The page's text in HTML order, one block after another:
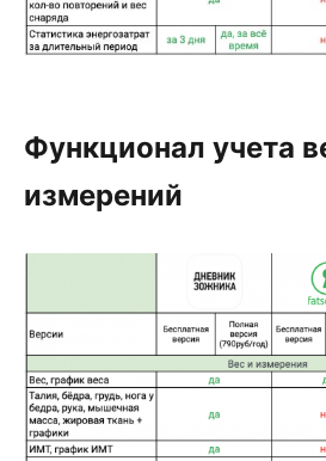
Функционал учета
измерений